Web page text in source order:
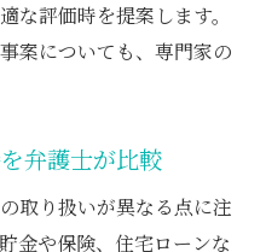
な評価時を提案します。
案についても、専門家の
弁護士が比較
取り扱いが異なる点に注
金や保険、住宅ローンな